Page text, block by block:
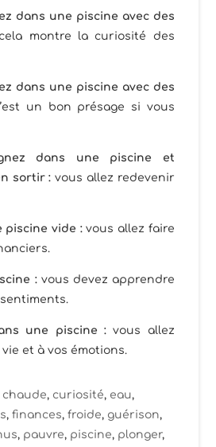
dans une piscine avec des
cela montre la curiosité des
dans une piscine avec des
un bon présage si vous
dans une piscine et
sortir :vous allez redevenir
piscine vide :vous allez faire
: vous devez apprendre
une piscine :vous allez
et à vos émotions.
chaude, curiosité, eau,
,finances,froide, guérison,
, pauvre, piscine, plonger,